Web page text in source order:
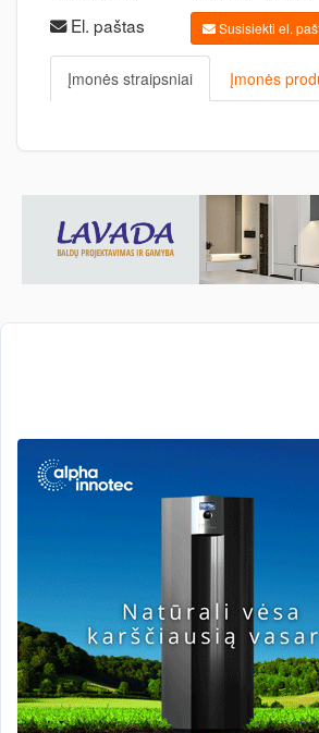
El. paštas
Susisiekti el.
Įmonės straipsniai Įmonės